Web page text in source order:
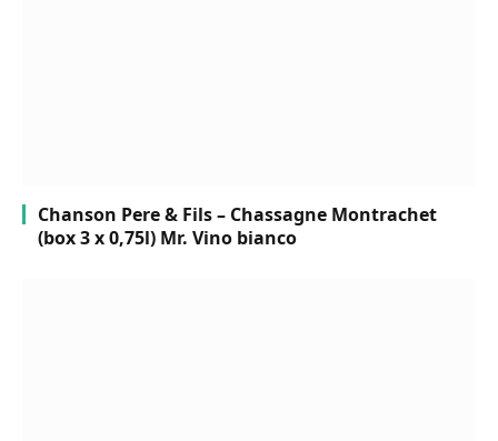
Chanson Pere & Fils – Chassagne Montrachet
(box 3 x 0,75l) Mr. Vino bianco